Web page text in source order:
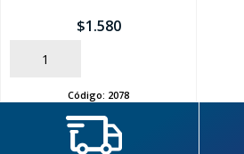
$1.580
AÑADIR
Código: 2078